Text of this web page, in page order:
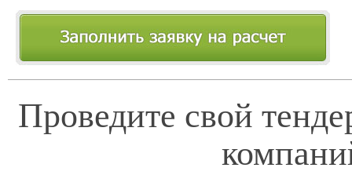
Проведите свой